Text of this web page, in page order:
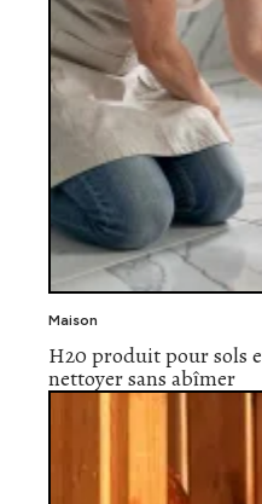
Maison
H20 produit pour sols
nettoyer sans abîmer